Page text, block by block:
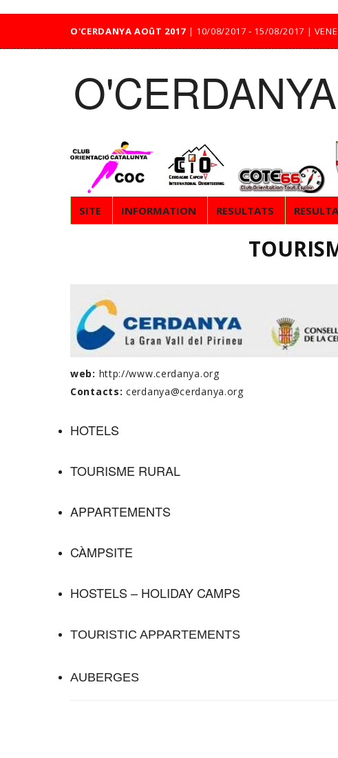
O'CERDANYA AOûT 2017 | 10/08/2017 - 15/08/2017 | VENEZ
SITE INFORMATION RESULTATS
web: http://www.cerdanya.org
Contacts: cerdanya@cerdanya.org
HOTELS
TOURISME RURAL
APPARTEMENTS
CÀMPSITE
HOSTELS – HOLIDAY CAMPS
TOURISTIC APPARTEMENTS
AUBERGES